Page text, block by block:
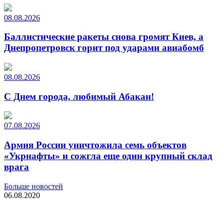
08.08.2026
Баллистические ракеты снова громят Киев, а
Днепропетровск горит под ударами авиабомб
08.08.2026
С Днем города, любимый Абакан!
07.08.2026
Армия России уничтожила семь объектов
«Укрнафты» и сожгла еще один крупный склад
врага
Больше новостей
06.08.2020